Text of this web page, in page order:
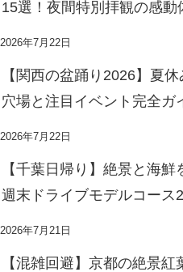
15選！夜間特別拝観の感動
2026年7月22日
【関西の盆踊り2026】夏
穴場と注目イベント完全ガ
2026年7月22日
【千葉日帰り】絶景と海鮮
週末ドライブモデルコース
2026年7月21日
【混雑回避】京都の絶景紅